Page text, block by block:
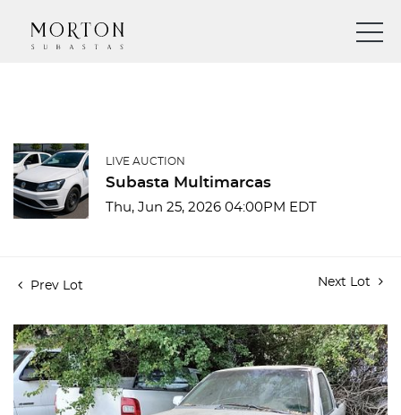
LIVE AUCTION
Subasta Multimarcas
Thu, Jun 25, 2026 04:00PM EDT
Prev Lot Next Lot